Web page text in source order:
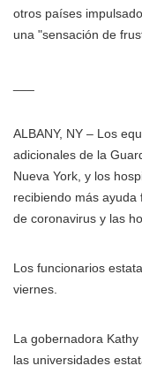
otros países
una "sensación de
ALBANY, NY – Los
adicionales de la
Nueva York, y los
recibiendo más
de coronavirus y las
Los funcionarios
viernes.
La gobernadora
las universidades